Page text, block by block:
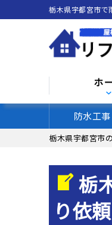
栃木県宇都宮市
ホ
防水工事
栃木県宇都宮市
栃
り依